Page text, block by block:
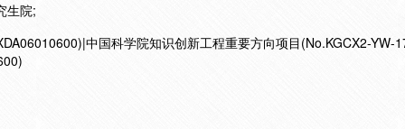
生院;
中国科学院知识创新工程重要方向项目(No.KGCX2-YW-